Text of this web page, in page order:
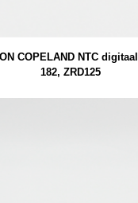
COPELAND NTC
182, ZRD125